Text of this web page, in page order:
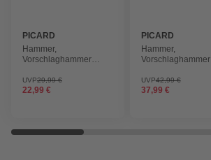
PICARD
Hammer,
Vorschlaghammer
3030015119
UVP29,99 €
22,99 €
PICARD
Hammer,
Vorschlaghammer
3050015119
UVP42,99 €
37,99 €